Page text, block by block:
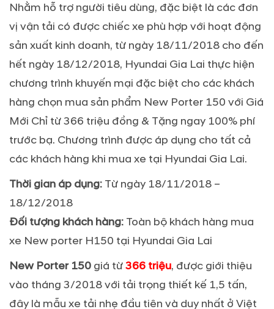
Nhằm hỗ trợ người tiêu dùng, đặc biệt là các đơn
vị vận tải có được chiếc xe phù hợp với hoạt động
sản xuất kinh doanh, từ ngày 18/11/2018 cho đến
hết ngày 18/12/2018, Hyundai Gia Lai thực hiện
chương trình khuyến mại đặc biệt cho các khách
hàng chọn mua sản phẩm New Porter 150 với Giá
Mới Chỉ từ 366 triệu đồng & Tặng ngay 100% phí
trước bạ. Chương trình được áp dụng cho tất cả
các khách hàng khi mua xe tại Hyundai Gia Lai.
Thời gian áp dụng: Từ ngày 18/11/2018 –
18/12/2018
Đối tượng khách hàng: Toàn bộ khách hàng mua
xe New porter H150 tại Hyundai Gia Lai
New Porter 150 giá từ366 triệu, được giới thiệu
vào tháng 3/2018 với tải trọng thiết kế 1,5 tấn,
đây là mẫu xe tải nhẹ đầu tiên và duy nhất ở Việt